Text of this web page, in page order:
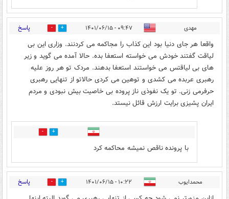
مهدی ۰۹:۴۷ - ۱۴۰۱/۰۶/۱۵ 11 پاسخ
واقعا هر جای دنیا بود این کذاب را مجاکمه می کردنند. وزاری این بی
لیاقت گفتند خودش می خواسته استعفا بده. حالا آمده می گوید و زیر
های بی لیاقتس می خواستند استعفا بدهند. مردک تو هر روز علیه
رهبری عربده می کشدی و توهین می کردی حالاتو از تنهایی رهبری
حرفرمی زنی. تو یک نفوذی ناز پروده بی خاصیت بیش نبودی و مردم
ایران پشیزی برایت ارزش قائل نیستد.
0
با پرونده ناقص نمیشه محاکمه کرد
محمدایوب ۱۰:۲۲ - ۱۴۰۱/۰۶/۱۵ 12 پاسخ